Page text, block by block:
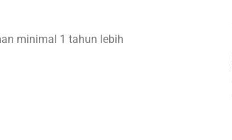
minimal 1 tahun lebih